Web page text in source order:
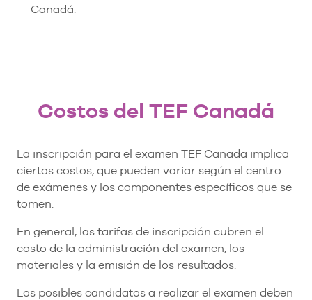
Canadá.
Costos del TEF Canadá
La inscripción para el examen TEF Canada implica
ciertos costos, que pueden variar según el centro
de exámenes y los componentes específicos que se
tomen.
En general, las tarifas de inscripción cubren el
costo de la administración del examen, los
materiales y la emisión de los resultados.
Los posibles candidatos a realizar el examen deben